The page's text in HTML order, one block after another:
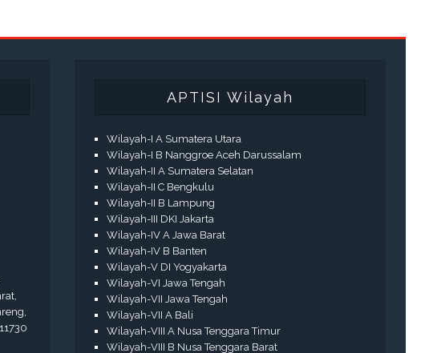
APTISI Wilayah
Wilayah-I A Sumatera Utara
Wilayah-I B Nanggroe Aceh Darussalam
Wilayah-II A Sumatera Selatan
Wilayah-II C Bengkulu
Wilayah-II B Lampung
Wilayah-III DKI Jakarta
Wilayah-IV A Jawa Barat
Wilayah-IV B Banten
Wilayah-V DI Yogyakarta
Wilayah-VI Jawa Tengah
Wilayah-VII Jawa Tengah
Wilayah-VII A Bali
Wilayah-VIII A Nusa Tenggara Timur
Wilayah-VIII B Nusa Tenggara Barat